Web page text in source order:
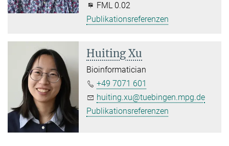
FML 0.02
Publikationsreferenzen
Huiting Xu
Bioinformatician
+49 7071 601
huiting.xu@tuebingen.mpg.de
Publikationsreferenzen